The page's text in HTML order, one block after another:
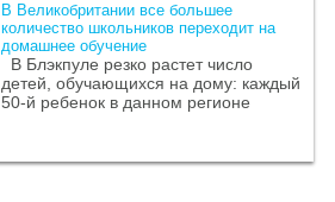
В Великобритании все большее
количество школьников переходит на
домашнее обучение
В Блэкпуле резко растет число
детей, обучающихся на дому: каждый
50-й ребенок в данном регионе